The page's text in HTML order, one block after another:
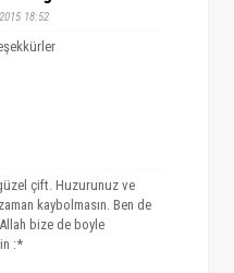
18:52
çift. Huzurunuz ve
kaybolmasın. Ben de
bize de boyle
:*